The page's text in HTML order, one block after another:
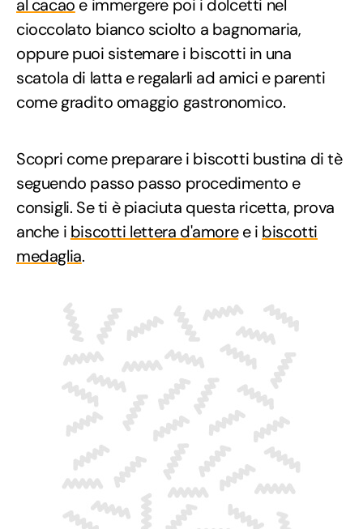
al cacao e immergere poi i dolcetti nel
cioccolato bianco sciolto a bagnomaria,
oppure puoi sistemare i biscotti in una
scatola di latta e regalarli ad amici e parenti
come gradito omaggio gastronomico.
Scopri come preparare i biscotti bustina di tè
seguendo passo passo procedimento e
consigli. Se ti è piaciuta questa ricetta, prova
anche i biscotti lettera d'amoree i biscotti
medaglia.